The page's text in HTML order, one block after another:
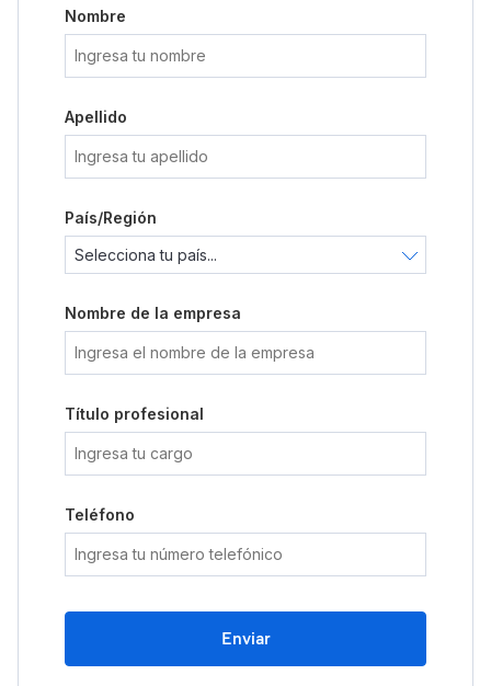
Nombre
Apellido
País/Región
Nombre de la empresa
Título profesional
Teléfono
Enviar